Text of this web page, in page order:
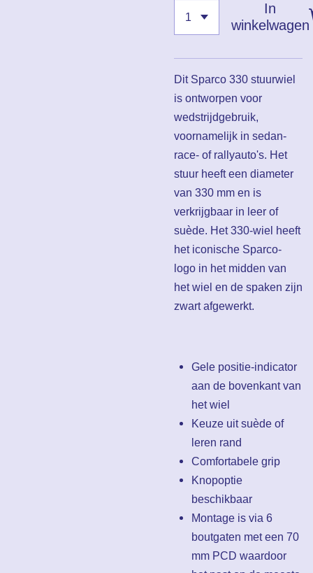
In
winkelwagen
Dit Sparco 330 stuurwiel
is ontworpen voor
wedstrijdgebruik,
voornamelijk in sedan-
race- of rallyauto's. Het
stuur heeft een diameter
van 330 mm en is
verkrijgbaar in leer of
suède. Het 330-wiel heeft
het iconische Sparco-
logo in het midden van
het wiel en de spaken zijn
zwart afgewerkt.
Gele positie-indicator
aan de bovenkant van
het wiel
Keuze uit suède of
leren rand
Comfortabele grip
Knopoptie
beschikbaar
Montage is via 6
boutgaten met een 70
mm PCD waardoor